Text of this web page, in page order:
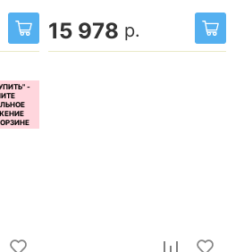
15 978 р.